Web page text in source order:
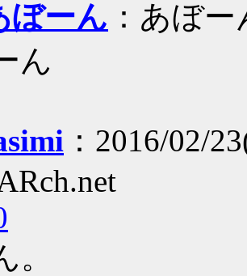
ぼーん ：あぼー
ん
：2016/02/
。